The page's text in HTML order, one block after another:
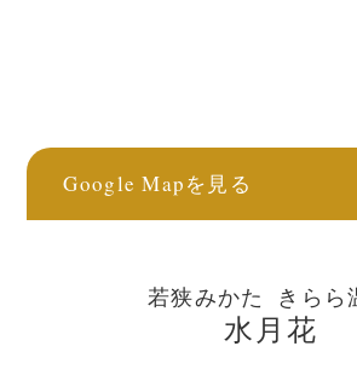
Google Mapを見る
若狭みかた きらら
水月花